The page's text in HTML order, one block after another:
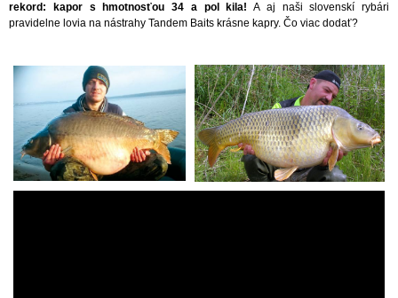
rekord: kapor s hmotnosťou 34 a pol kila! A aj naši slovenskí rybári
pravidelne lovia na nástrahy Tandem Baits krásne kapry. Čo viac dodať?